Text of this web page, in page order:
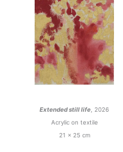
Extended still life , 2026
Acrylic on textile
21 x 25 cm